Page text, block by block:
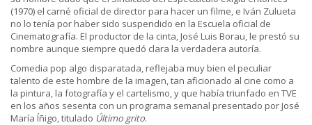
(1970) el carné oficial de director para hacer un filme, e Iván Zulueta
no lo tenía por haber sido suspendido en la Escuela oficial de
Cinematografía. El productor de la cinta, José Luis Borau, le prestó su
nombre aunque siempre quedó clara la verdadera autoría.
Comedia pop algo disparatada, reflejaba muy bien el peculiar
talento de este hombre de la imagen, tan aficionado al cine como a
la pintura, la fotografía y el cartelismo, y que había triunfado en TVE
en los años sesenta con un programa semanal presentado por José
María Íñigo, titulado Último grito.